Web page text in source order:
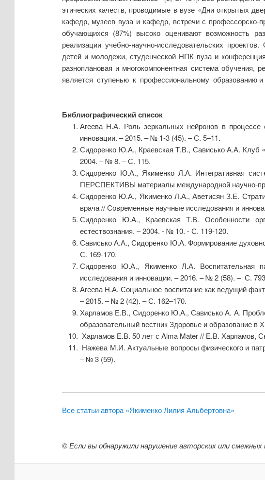
этических качеств, проводимые в вузе «Дни открытых
кафедр, музеев вуза и кафедр, встречи с профессорско-
обучающихся (87%) высоко оценивают возможность
реализации учебно-научно-исследовательских
детей и молодежи, студенческой НПК вуза и
разноплановая и многокомпонентная система
является ступенью к профессиональному образованию и
Библиографический список
Агеева Н.А. Роль зеркальных нейронов в
инновации. – 2015. – № 1-3 (45). – С. 5–11.
Сидоренко Ю.А., Краевская Т.В., Сависько А.А. Клуб
2004. – № 8. – С. 115.
Сидоренко Ю.А., Якименко Л.А. Интегративная
ПЕРСПЕКТИВЫ материалы международной научно-
Сидоренко Ю.А., Якименко Л.А., Аветисян З.Е.
врача // Современные научные исследования и
Сидоренко Ю.А., Краевская Т.В. Особенности
естествознания. – 2004. - № 10. - С. 119-120.
Сависько А.А., Сидоренко Ю.А. Формирование
С. 169-170.
Сидоренко Ю.А., Якименко Л.А. Воспитательная
исследования и инновации. – 2016. – № 2 (58). – С.
Агеева Н.А. Социальное воспитание как ведущий
– 2015. – № 2 (42). – С. 162–170.
Харламов Е.В., Сидоренко Ю.А., Сависько А. А.
образовательный вестник Здоровье и образование
Харламов Е.В. 50 лет с Alma Mater // Е.В. Харламов,
Нажева М.И. Актуальные вопросы физического и
– № 3 (59).
Все статьи автора «Якименко Лилия Альбертовна»
©Если вы обнаружили нарушение авторских или